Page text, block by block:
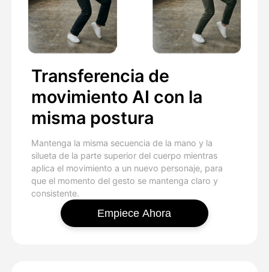
Transferencia de
movimiento AI con la
misma postura
Mantenga la misma secuencia de la mano y la
silueta de la parte superior del cuerpo mientras
aplica el movimiento a un nuevo personaje, para
que el momento del gesto se mantenga claro y
consistente.
Empiece Ahora